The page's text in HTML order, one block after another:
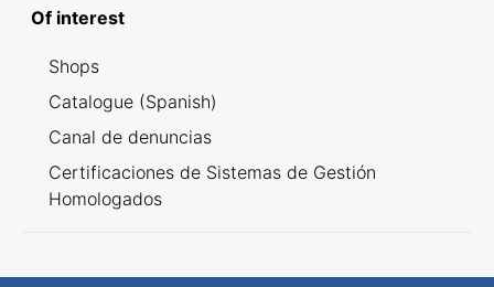
Of interest
Shops
Catalogue (Spanish)
Canal de denuncias
Certificaciones de Sistemas de Gestión
Homologados